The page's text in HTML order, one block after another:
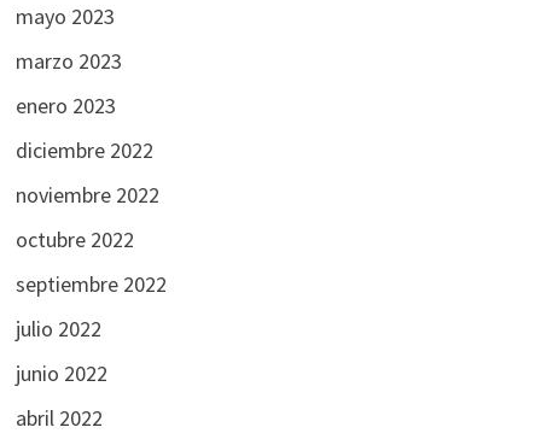
mayo 2023
marzo 2023
enero 2023
diciembre 2022
noviembre 2022
octubre 2022
septiembre 2022
julio 2022
junio 2022
abril 2022